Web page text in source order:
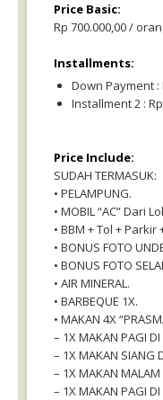
Price Basic:
Rp 700.000,00 /
Installments:
Down Payment :
Installment 2 :
Price Include:
SUDAH TERMASUK:
• PELAMPUNG.
• MOBIL “AC” Dari
• BBM + Tol + Parkir
• BONUS FOTO
• BONUS FOTO
• AIR MINERAL.
• BARBEQUE 1X.
• MAKAN 4X
– 1X MAKAN PAGI
– 1X MAKAN SIANG
– 1X MAKAN
– 1X MAKAN PAGI